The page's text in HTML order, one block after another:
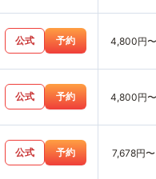
公式 予約 4,800円〜
公式 予約 4,800円〜
公式 予約 7,678円〜